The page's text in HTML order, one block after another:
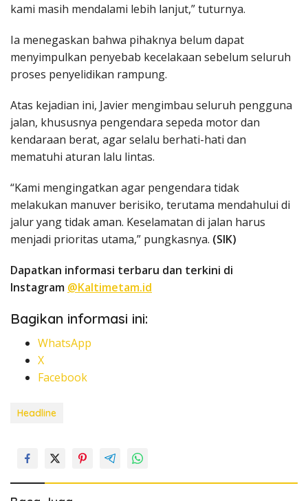
kami masih mendalami lebih lanjut,” tuturnya.
Ia menegaskan bahwa pihaknya belum dapat
menyimpulkan penyebab kecelakaan sebelum seluruh
proses penyelidikan rampung.
Atas kejadian ini, Javier mengimbau seluruh pengguna
jalan, khususnya pengendara sepeda motor dan
kendaraan berat, agar selalu berhati-hati dan
mematuhi aturan lalu lintas.
“Kami mengingatkan agar pengendara tidak
melakukan manuver berisiko, terutama mendahului di
jalur yang tidak aman. Keselamatan di jalan harus
menjadi prioritas utama,” pungkasnya. (SIK)
Dapatkan informasi terbaru dan terkini di
Instagram @Kaltimetam.id
Bagikan informasi ini:
WhatsApp
X
Facebook
Headline